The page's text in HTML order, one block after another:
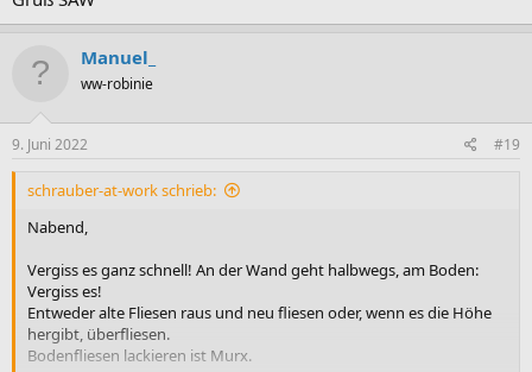
Manuel_
ww-robinie
9. Juni 2022 #19
schrauber-at-work schrieb:
Nabend,
Vergiss es ganz schnell! An der Wand geht halbwegs, am Boden:
Vergiss es!
Entweder alte Fliesen raus und neu fliesen oder, wenn es die Höhe
hergibt, überfliesen.
Bodenfliesen lackieren ist Murx.